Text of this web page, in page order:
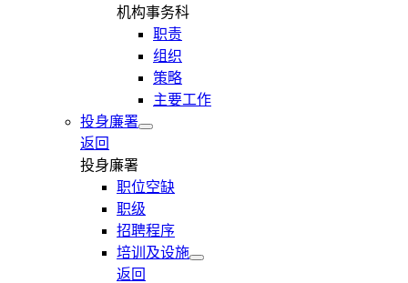
机构事务科
职责
组织
策略
主要工作
投身廉署
返回
投身廉署
职位空缺
职级
招聘程序
培训及设施
返回